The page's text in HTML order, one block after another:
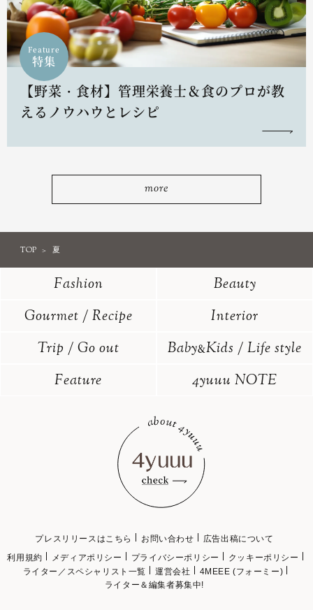
Feature
特集
【野菜・食材】管理栄養士＆食のプロが教
えるノウハウとレシピ
more
TOP 夏
Fashion
Beauty
Gourmet / Recipe
Interior
Trip / Go out
Baby&Kids / Life style
Feature
4yuuu NOTE
プレスリリースはこちら お問い合わせ
広告出稿について
利用規約
メディアポリシー プライバシーポリシー
クッキーポリシー
ライター／スペシャリスト一覧
運営会社
4MEEE (フォーミー)
ライター＆編集者募集中!